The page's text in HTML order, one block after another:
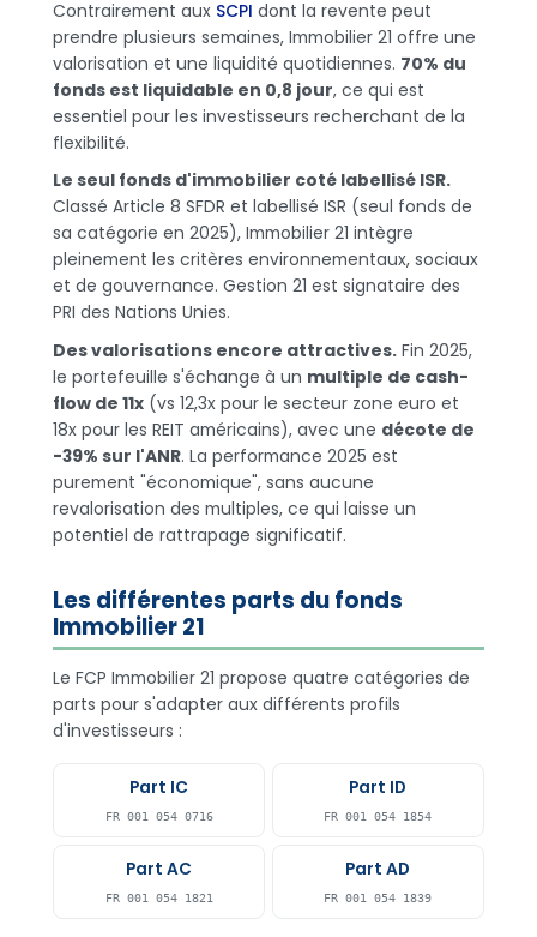
Contrairement aux SCPI dont la revente peut
prendre plusieurs semaines, Immobilier 21 offre une
valorisation et une liquidité quotidiennes. 70% du
fonds est liquidable en 0,8 jour, ce qui est
essentiel pour les investisseurs recherchant de la
flexibilité.
Le seul fonds d'immobilier coté labellisé ISR.
Classé Article 8 SFDR et labellisé ISR (seul fonds de
sa catégorie en 2025), Immobilier 21 intègre
pleinement les critères environnementaux, sociaux
et de gouvernance. Gestion 21 est signataire des
PRI des Nations Unies.
Des valorisations encore attractives. Fin 2025,
le portefeuille s'échange à un multiple de cash-
flow de 11x (vs 12,3x pour le secteur zone euro et
18x pour les REIT américains), avec une décote de
-39% sur l'ANR. La performance 2025 est
purement "économique", sans aucune
revalorisation des multiples, ce qui laisse un
potentiel de rattrapage significatif.
Les différentes parts du fonds
Immobilier 21
Le FCP Immobilier 21 propose quatre catégories de
parts pour s'adapter aux différents profils
d'investisseurs :
Part IC
FR 001 054 0716
Part ID
FR 001 054 1854
Part AC
FR 001 054 1821
Part AD
FR 001 054 1839